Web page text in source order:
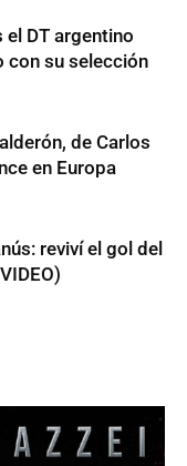
el DT argentino
con su selección
de Carlos
en Europa
reviví el gol del